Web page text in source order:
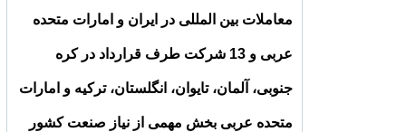
معاملات بین المللی در ایران و امارات متحده
عربی و 13 شرکت طرف قرارداد در کره
جنوبی، آلمان، تایوان، انگلستان، ترکیه و امارات
متحده عربی بخش مهمی از نیاز صنعت کشور